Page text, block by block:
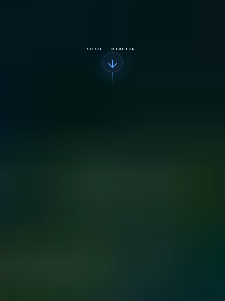
SCROLL TO EXPLORE